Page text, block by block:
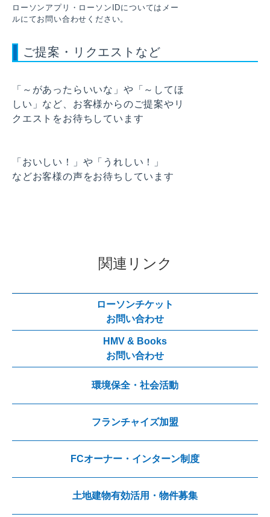
ローソンアプリ・ローソンIDについてはメー
ルにてお問い合わせください。
ご提案・リクエストなど
「～があったらいいな」や「～してほ
しい」など、お客様からのご提案やリ
クエストをお待ちしています
「おいしい！」や「うれしい！」
などお客様の声をお待ちしています
関連リンク
ローソンチケット
お問い合わせ
HMV & Books
お問い合わせ
環境保全・社会活動
フランチャイズ加盟
FCオーナー・インターン制度
土地建物有効活用・物件募集